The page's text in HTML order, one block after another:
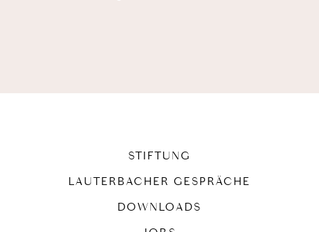
STIFTUNG
LAUTERBACHER GESPRÄCHE
DOWNLOADS